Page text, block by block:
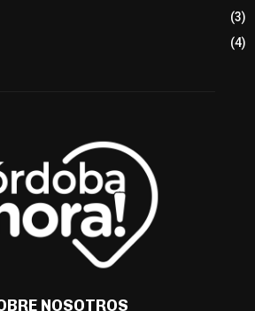
(3)
(4)
NOSOTROS